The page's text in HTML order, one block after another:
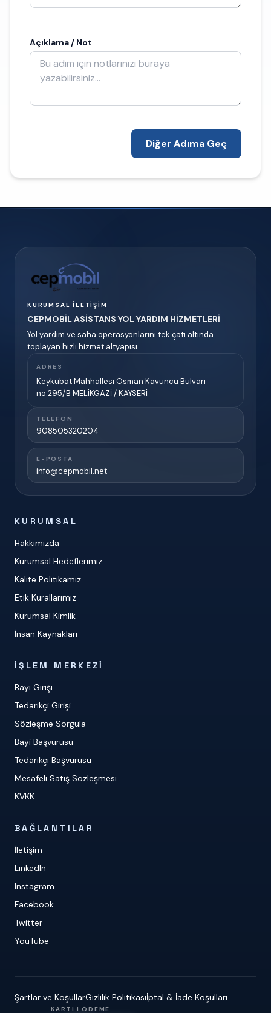
Açıklama / Not
Diğer Adıma Geç
KURUMSAL İLETIŞIM
CEPMOBİL ASİSTANS YOL YARDIM HİZMETLERİ
Yol yardım ve saha operasyonlarını tek çatı altında
toplayan hızlı hizmet altyapısı.
ADRES
Keykubat Mahhallesi Osman Kavuncu Bulvarı
no:295/B MELİKGAZİ / KAYSERİ
TELEFON
908505320204
E-POSTA
info@cepmobil.net
KURUMSAL
Hakkımızda
Kurumsal Hedeflerimiz
Kalite Politikamız
Etik Kurallarımız
Kurumsal Kimlik
İnsan Kaynakları
İŞLEM MERKEZI
Bayi Girişi
Tedarikçi Girişi
Sözleşme Sorgula
Bayi Başvurusu
Tedarikçi Başvurusu
Mesafeli Satış Sözleşmesi
KVKK
BAĞLANTILAR
İletişim
LinkedIn
Instagram
Facebook
Twitter
YouTube
Şartlar ve KoşullarGizlilik Politikasıİptal & İade Koşulları
KARTLI ÖDEME